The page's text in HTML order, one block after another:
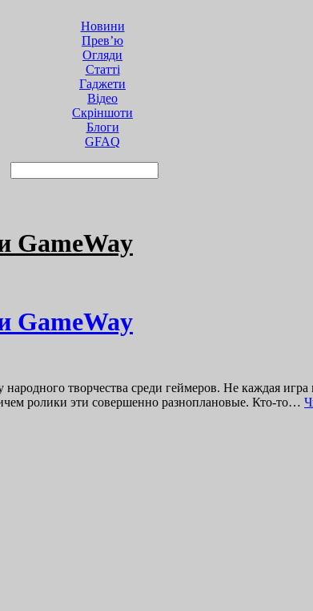
Новини
Прев’ю
Огляди
Статті
Гаджети
Відео
Cкріншоти
Блоги
GFAQ
GameWay
GameWay
творчества среди геймеров. Не каждая
ролики эти совершенно разноплановые. Кто-то…